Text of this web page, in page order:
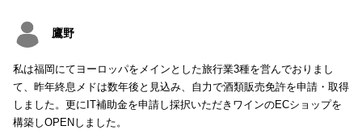
鷹野
私は福岡にてヨーロッパをメインとした旅行業3種を営んでおりまし
て、昨年終息メドは数年後と見込み、自力で酒類販売免許を申請・取得
しました。更にIT補助金を申請し採択いただきワインのECショップを
構築しOPENしました。